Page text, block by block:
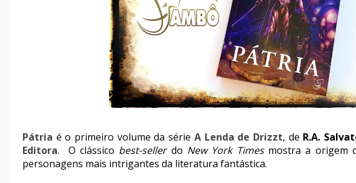
Pátria é o primeiro volume da série A Lenda de Drizzt, de R.A.
Editora. O clássico best-sellerdo New York Times mostra a origem
personagens mais intrigantes da literatura fantástica.